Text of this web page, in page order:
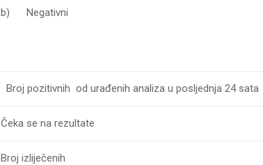
b) Negativni
Broj pozitivnih od urađenih analiza u posljednja 24 sata
Čeka se na rezultate
Broj izliječenih